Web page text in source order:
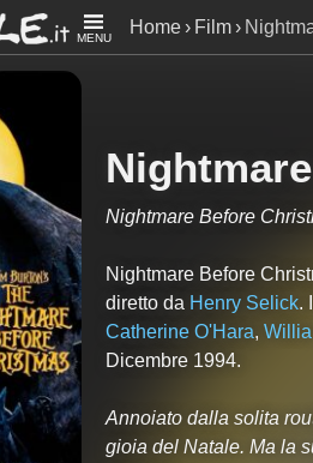
MENU
Home Film
Nightmare Before
Nightmare Before
diretto da Henry Selick.
Catherine O'Hara,
Dicembre 1994.
Annoiato dalla solita
gioia del Natale. Ma la